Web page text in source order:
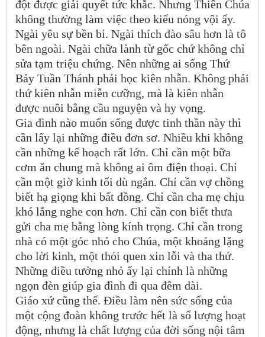
đột được giải quyết tức khắc. Nhưng Thiên Chúa
không thường làm việc theo kiểu nóng vội ấy.
Ngài yêu sự bền bỉ. Ngài thích đào sâu hơn là tô
bên ngoài. Ngài chữa lành từ gốc chứ không chỉ
sửa tạm triệu chứng. Nên những ai sống Thứ
Bảy Tuần Thánh phải học kiên nhẫn. Không phải
thứ kiên nhẫn miễn cưỡng, mà là kiên nhẫn
được nuôi bằng cầu nguyện và hy vọng.
Gia đình nào muốn sống được tinh thần này thì
cần lấy lại những điều đơn sơ. Nhiều khi không
cần những kế hoạch rất lớn. Chỉ cần một bữa
cơm ăn chung mà không ai ôm điện thoại. Chỉ
cần một giờ kinh tối dù ngắn. Chỉ cần vợ chồng
biết hạ giọng khi bất đồng. Chỉ cần cha mẹ chịu
khó lắng nghe con hơn. Chỉ cần con biết thưa
gửi cha mẹ bằng lòng kính trọng. Chỉ cần trong
nhà có một góc nhỏ cho Chúa, một khoảng lặng
cho lời kinh, một thói quen xin lỗi và tha thứ.
Những điều tưởng nhỏ ấy lại chính là những
ngọn đèn giúp gia đình đi qua đêm dài.
Giáo xứ cũng thế. Điều làm nên sức sống của
một cộng đoàn không trước hết là số lượng hoạt
động, nhưng là chất lượng của đời sống nội tâm